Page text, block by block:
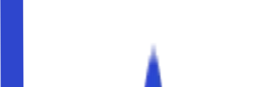
Buche einen Parkplatz in der Nähe von Visarno Arena und
erreiche dein Ziel bequem zu Fuß. Parkito-Stellplätze
sind privat, geprüft und in wenigen Minuten buchbar.